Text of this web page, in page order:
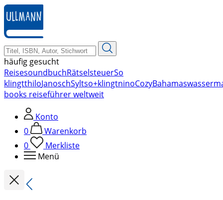
zum
Hauptinhalt
springen
häufig gesucht
ReisesoundbuchRätselsteuerSo
klingtthiloJanoschSyltso+klingtninoCozyBahamas
books reiseführer weltweit
Konto
0
Warenkorb
0
Merkliste
Menü